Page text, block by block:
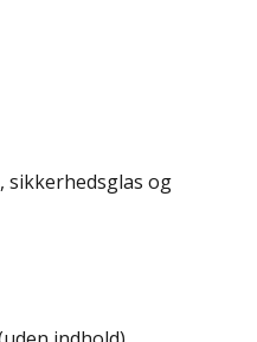
sikkerhedsglas og